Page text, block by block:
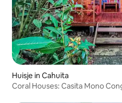
Huisje in Cahuita
Coral Houses: Casita Mono